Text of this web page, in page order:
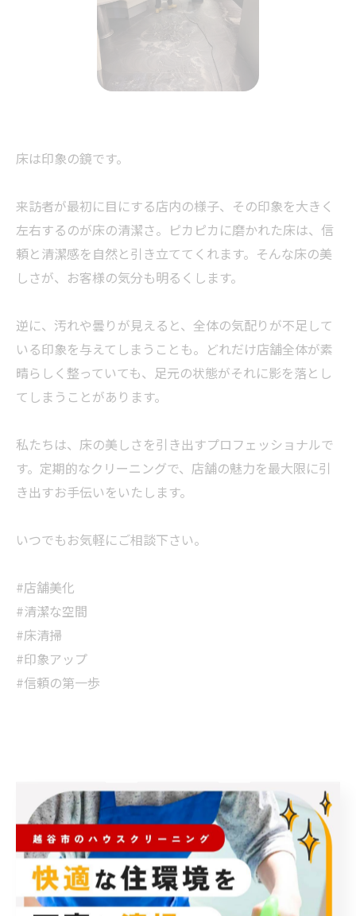
床は印象の鏡です。
来訪者が最初に目にする店内の様子、その印象を大きく
左右するのが床の清潔さ。ピカピカに磨かれた床は、信
頼と清潔感を自然と引き立ててくれます。そんな床の美
しさが、お客様の気分も明るくします。
逆に、汚れや曇りが見えると、全体の気配りが不足して
いる印象を与えてしまうことも。どれだけ店舗全体が素
晴らしく整っていても、足元の状態がそれに影を落とし
てしまうことがあります。
私たちは、床の美しさを引き出すプロフェッショナルで
す。定期的なクリーニングで、店舗の魅力を最大限に引
き出すお手伝いをいたします。
いつでもお気軽にご相談下さい。
#店舗美化
#清潔な空間
#床清掃
#印象アップ
#信頼の第一歩
< 前のページ 一覧に戻る 次のページ >
カテゴリー Categories